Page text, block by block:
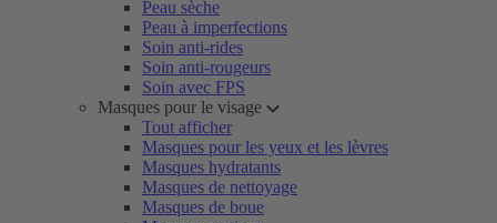
Peau sèche
Peau à imperfections
Soin anti-rides
Soin anti-rougeurs
Soin avec FPS
Masques pour le visage
Tout afficher
Masques pour les yeux et les lèvres
Masques hydratants
Masques de nettoyage
Masques de boue